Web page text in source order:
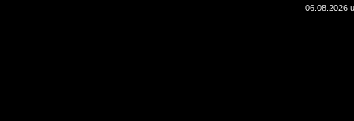
06.08.2026